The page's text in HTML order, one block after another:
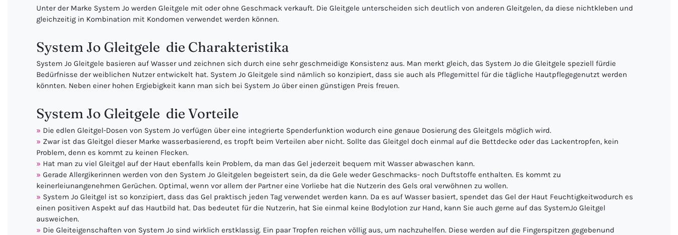
Unter der Marke System Jo werden Gleitgele mit oder ohne Geschmack verkauft. Die Gleitgele unterscheiden sich deutlich von anderen Gleitgelen, da diese nichtkleben und
gleichzeitig in Kombination mit Kondomen verwendet werden können.
System Jo Gleitgele  die Charakteristika
System Jo Gleitgele basieren auf Wasser und zeichnen sich durch eine sehr geschmeidige Konsistenz aus. Man merkt gleich, das System Jo die Gleitgele speziell fürdie
Bedürfnisse der weiblichen Nutzer entwickelt hat. System Jo Gleitgele sind nämlich so konzipiert, dass sie auch als Pflegemittel für die tägliche Hautpflegegenutzt werden
könnten. Neben einer hohen Ergiebigkeit kann man sich bei System Jo über einen günstigen Preis freuen.
System Jo Gleitgele  die Vorteile
Die edlen Gleitgel-Dosen von System Jo verfügen über eine integrierte Spenderfunktion wodurch eine genaue Dosierung des Gleitgels möglich wird.
Zwar ist das Gleitgel dieser Marke wasserbasierend, es tropft beim Verteilen aber nicht. Sollte das Gleitgel doch einmal auf die Bettdecke oder das Lackentropfen, kein
Problem, denn es kommt zu keinen Flecken.
Hat man zu viel Gleitgel auf der Haut ebenfalls kein Problem, da man das Gel jederzeit bequem mit Wasser abwaschen kann.
Gerade Allergikerinnen werden von den System Jo Gleitgelen begeistert sein, da die Gele weder Geschmacks- noch Duftstoffe enthalten. Es kommt zu
keinerleiunangenehmen Gerüchen. Optimal, wenn vor allem der Partner eine Vorliebe hat die Nutzerin des Gels oral verwöhnen zu wollen.
System Jo Gleitgel ist so konzipiert, dass das Gel praktisch jeden Tag verwendet werden kann. Da es auf Wasser basiert, spendet das Gel der Haut Feuchtigkeitwodurch es
einen positiven Aspekt auf das Hautbild hat. Das bedeutet für die Nutzerin, hat Sie einmal keine Bodylotion zur Hand, kann Sie auch gerne auf das SystemJo Gleitgel
ausweichen.
Die Gleiteigenschaften von System Jo sind wirklich erstklassig. Ein paar Tropfen reichen völlig aus, um nachzuhelfen. Diese werden auf die Fingerspitzen gegebenund